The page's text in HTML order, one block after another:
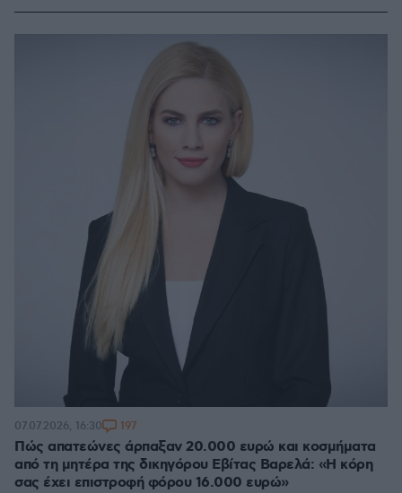
Πώς απατεώνες άρπαξαν 20.000 ευρώ και κοσμήματα
από τη μητέρα της δικηγόρου Εβίτας Βαρελά: «Η κόρη
σας έχει επιστροφή φόρου 16.000 ευρώ»
07.07.2026, 16:30 197